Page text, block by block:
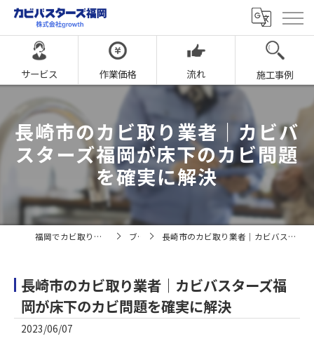
サービス 作業価格 流れ 施工事例
長崎市のカビ取り業者｜カビバ
スターズ福岡が床下のカビ問題
を確実に解決
福岡でカビ取りならカビバスターズ福岡 ブログ 長崎市のカビ取り業者｜カビバスターズ福岡が床下のカビ問題を確実に解決
長崎市のカビ取り業者｜カビバスターズ福
岡が床下のカビ問題を確実に解決
2023/06/07